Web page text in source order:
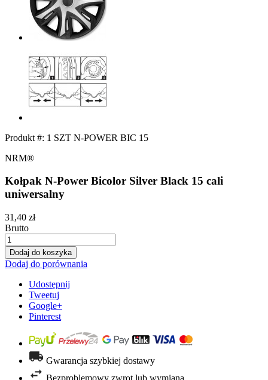
Produkt #: 1 SZT N-POWER BIC 15
NRM®
Kołpak N-Power Bicolor Silver Black 15 cali
uniwersalny
31,40 zł
Brutto
Dodaj do koszyka
Dodaj do porównania
Udostępnij
Tweetuj
Google+
Pinterest
Gwarancja szybkiej dostawy